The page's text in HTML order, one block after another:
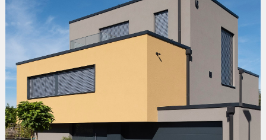
«AM SPRANGERT»
Mersch/Beringen